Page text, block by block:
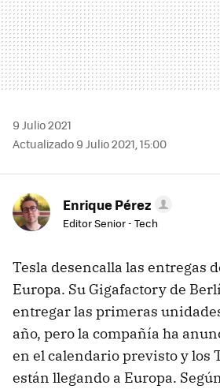
9 Julio 2021
Actualizado 9 Julio 2021, 15:00
Enrique Pérez
Editor Senior - Tech
Tesla desencalla las entregas
Europa. Su Gigafactory de
entregar las primeras
año, pero la compañía ha
en el calendario previsto y los
están llegando a Europa.